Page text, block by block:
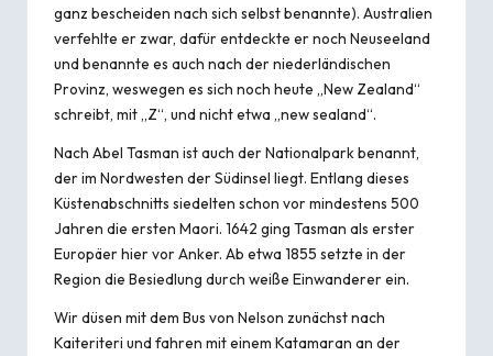
ganz bescheiden nach sich selbst benannte). Australien
verfehlte er zwar, dafür entdeckte er noch Neuseeland
und benannte es auch nach der niederländischen
Provinz, weswegen es sich noch heute „New Zealand“
schreibt, mit „Z“, und nicht etwa „new sealand“.
Nach Abel Tasman ist auch derNationalparkbenannt,
der im Nordwesten der Südinsel liegt. Entlang dieses
Küstenabschnitts siedelten schon vor mindestens 500
Jahren die ersten Maori. 1642 ging Tasman als erster
Europäer hier vor Anker. Ab etwa 1855 setzte in der
Region die Besiedlung durch weiße Einwanderer ein.
Wir düsen mit dem Bus von Nelson zunächst nach
Kaiteriteri und fahren mit einem Katamaran an der